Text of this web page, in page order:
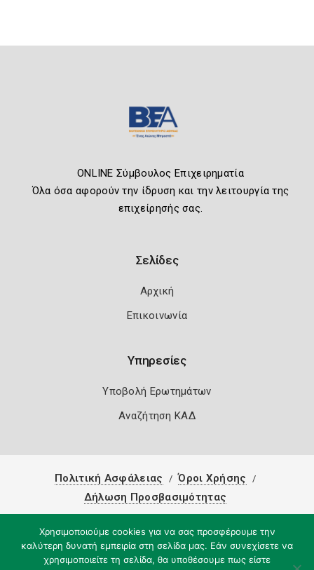
ONLINE Σύμβουλος Επιχειρηματία
Όλα όσα αφορούν την ίδρυση και την λειτουργία της
επιχείρησής σας.
Σελίδες
Αρχική
Επικοινωνία
Υπηρεσίες
Υποβολή Ερωτημάτων
Αναζήτηση ΚΑΔ
Πολιτική Ασφάλειας
Όροι Χρήσης
Δήλωση Προσβασιμότητας
Χρησιμοποιούμε cookies για να σας προσφέρουμε την
καλύτερη δυνατή εμπειρία στη σελίδα μας. Εάν συνεχίσετε να
χρησιμοποιείτε τη σελίδα, θα υποθέσουμε πως είστε